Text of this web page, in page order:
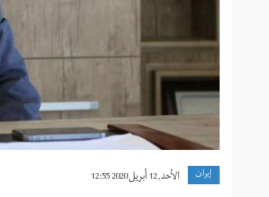
إيران الأحد, 12 أبريل 2020 12:55